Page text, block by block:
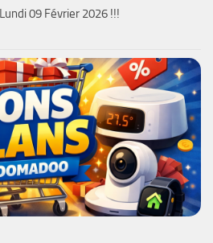
09 Février 2026 !!!